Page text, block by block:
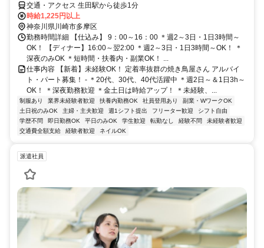
交通・アクセス 生田駅から徒歩1分
時給1,225円以上
神奈川県川崎市多摩区
勤務時間詳細 【仕込み】 9：00～16：00 ＊週2～3日・1日3時間～
OK！ 【ディナー】16:00～翌2:00 ＊週2～3日・1日3時間～OK！ ＊
深夜のみOK ＊短時間・扶養内・副業OK！ ...
仕事内容 【新着】未経験OK！ 定着率抜群の焼き鳥屋さん アルバイ
ト・パート募集！ - ＊20代、30代、40代活躍中 ＊週2日～＆1日3h～
OK！ ＊深夜勤務歓迎 ＊金土日は時給アップ！ ＊未経験、...
制服あり 業界未経験者歓迎 扶養内勤務OK 社員登用あり
副業・WワークOK
土日祝のみOK
主婦・主夫歓迎 週1シフト提出 フリーター歓迎
シフト自由
学歴不問
即日勤務OK 平日のみOK 学生歓迎 転勤なし 経験不問
未経験者歓迎
交通費全額支給
経験者歓迎 ネイルOK
派遣社員